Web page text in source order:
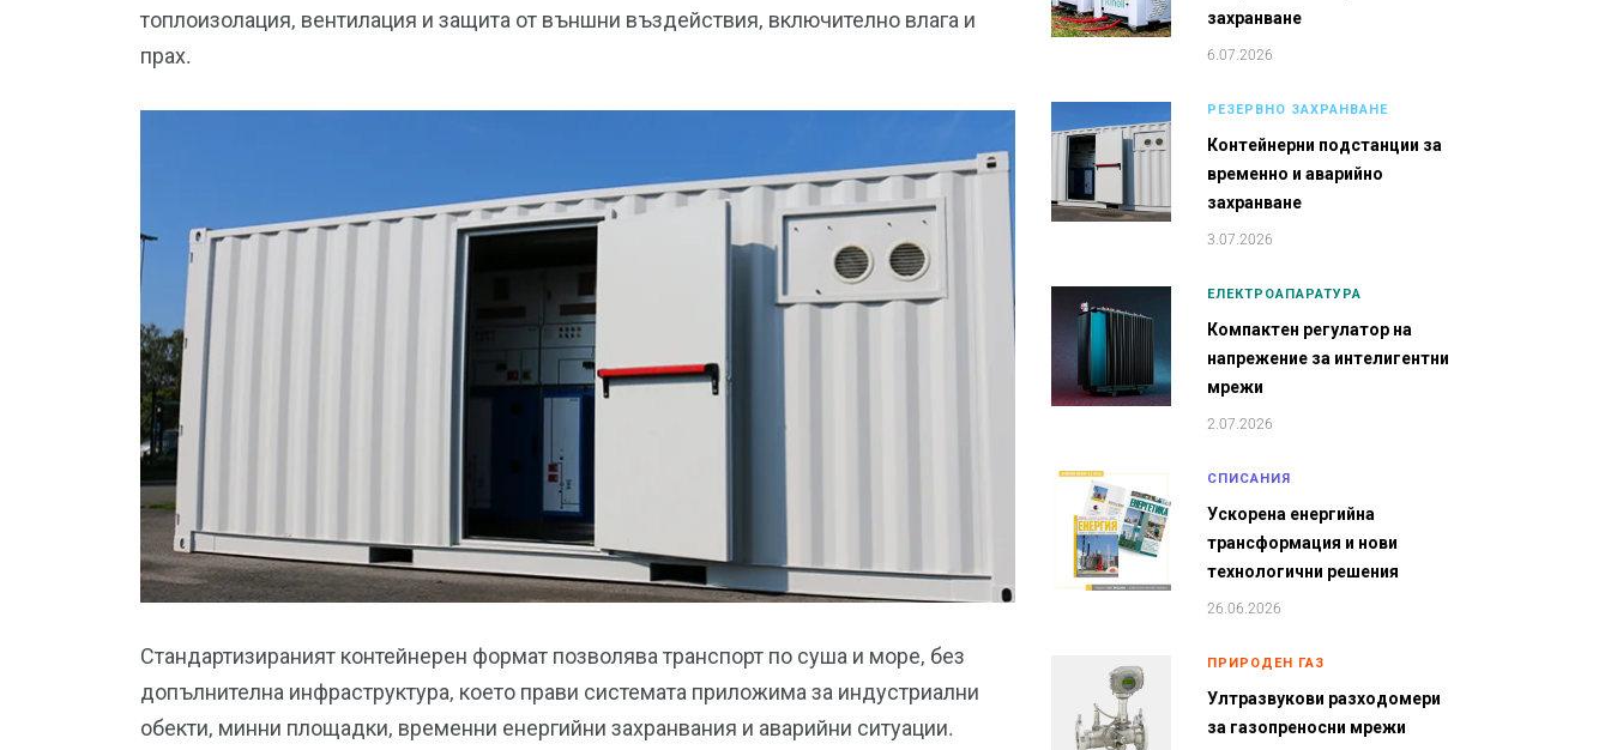
топлоизолация, вентилация и защита от външни въздействия, включително влага и
прах.
Стандартизираният контейнерен формат позволява транспорт по суша и море, без
допълнителна инфраструктура, което прави системата приложима за индустриални
обекти, минни площадки, временни енергийни захранвания и аварийни ситуации.
захранване
6.07.2026
РЕЗЕРВНО ЗАХРАНВАНЕ
Контейнерни подстанции за
временно и аварийно
захранване
3.07.2026
ЕЛЕКТРОАПАРАТУРА
Компактен регулатор на
напрежение за интелигентни
мрежи
2.07.2026
СПИСАНИЯ
Ускорена енергийна
трансформация и нови
технологични решения
26.06.2026
ПРИРОДЕН ГАЗ
Ултразвукови разходомери
за газопреносни мрежи